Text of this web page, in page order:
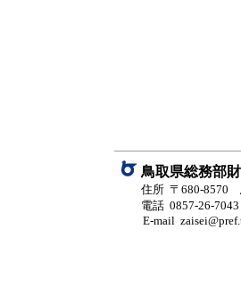
鳥取県総務部
住所 〒680-8570
電話 0857-26-7043
E-mail